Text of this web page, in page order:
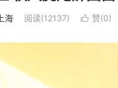
上海 阅读(12137)  赞(0)